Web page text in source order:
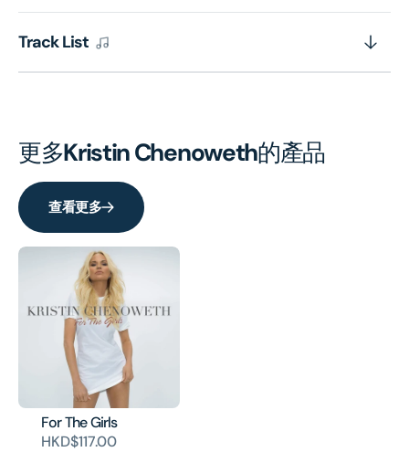
Track List
更多Kristin Chenoweth的產品
查看更多
For The Girls
HKD$117.00